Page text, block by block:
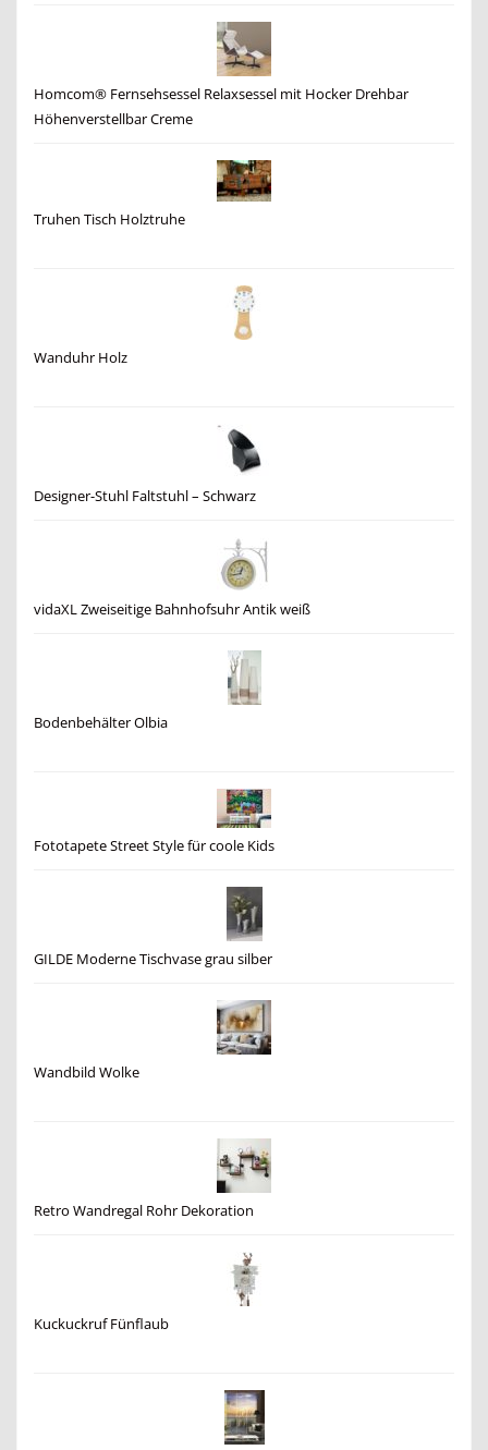
Homcom® Fernsehsessel Relaxsessel mit Hocker Drehbar
Höhenverstellbar Creme
Truhen Tisch Holztruhe
Wanduhr Holz
Designer-Stuhl Faltstuhl – Schwarz
vidaXL Zweiseitige Bahnhofsuhr Antik weiß
Bodenbehälter Olbia
Fototapete Street Style für coole Kids
GILDE Moderne Tischvase grau silber
Wandbild Wolke
Retro Wandregal Rohr Dekoration
Kuckuckruf Fünflaub